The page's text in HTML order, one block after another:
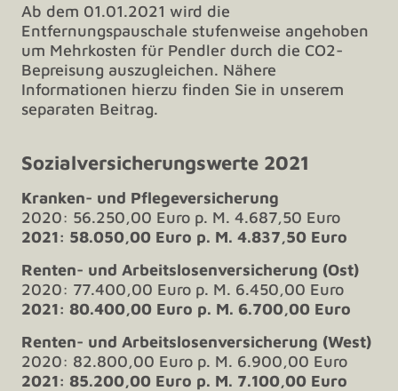
Ab dem 01.01.2021 wird die
Entfernungspauschale stufenweise angehoben
um Mehrkosten für Pendler durch die CO2-
Bepreisung auszugleichen. Nähere
Informationen hierzu finden Sie in unserem
separaten Beitrag.
Sozialversicherungswerte 2021
Kranken- und Pflegeversicherung
2020: 56.250,00 Euro p. M. 4.687,50 Euro
2021: 58.050,00 Euro p. M. 4.837,50 Euro
Renten- und Arbeitslosenversicherung (Ost)
2020: 77.400,00 Euro p. M. 6.450,00 Euro
2021: 80.400,00 Euro p. M. 6.700,00 Euro
Renten- und Arbeitslosenversicherung (West)
2020: 82.800,00 Euro p. M. 6.900,00 Euro
2021: 85.200,00 Euro p. M. 7.100,00 Euro